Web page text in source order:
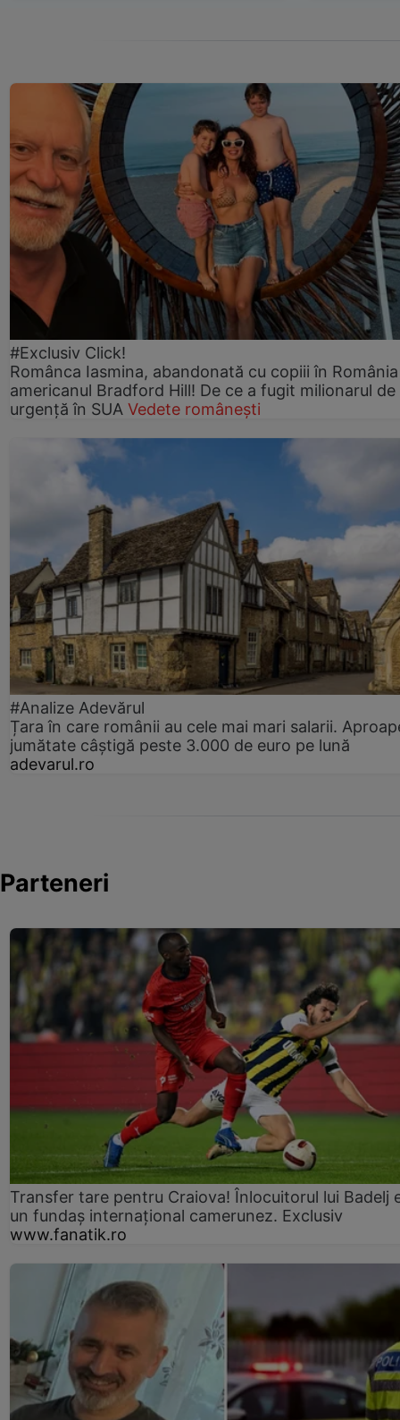
#Exclusiv Click!
Românca Iasmina, abandonată cu copiii în
americanul Bradford Hill! De ce a fugit milionarul de
urgență în SUA Vedete românești
#Analize Adevărul
Țara în care românii au cele mai mari salarii.
jumătate câștigă peste 3.000 de euro pe lună
adevarul.ro
Parteneri
Transfer tare pentru Craiova! Înlocuitorul lui Badelj
un fundaș internațional camerunez. Exclusiv
www.fanatik.ro